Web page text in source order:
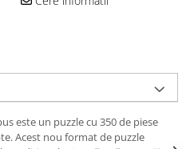
este un puzzle cu 350 de piese
Acest nou format de puzzle